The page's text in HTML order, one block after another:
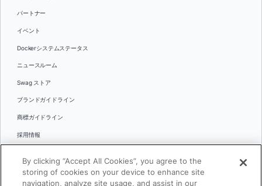
パートナー
イベント
Dockerシステムステータス
ニュースルーム
Swag ストア
ブランドガイドライン
商標ガイドライン
採用情報
言語By clicking “Accept All Cookies”, you agree to the
storing of cookies on your device to enhance site
navigation, analyze site usage, and assist in our